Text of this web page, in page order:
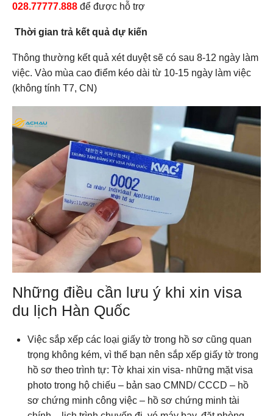
028.77777.888 để được hỗ trợ
Thời gian trả kết quả dự kiến
Thông thường kết quả xét duyệt sẽ có sau 8-12 ngày làm
việc. Vào mùa cao điểm kéo dài từ 10-15 ngày làm việc
(không tính T7, CN)
Những điều cần lưu ý khi xin visa
du lịch Hàn Quốc
Việc sắp xếp các loại giấy tờ trong hồ sơ cũng quan
trọng không kém, vì thế bạn nên sắp xếp giấy tờ trong
hồ sơ theo trình tự: Tờ khai xin visa- những mặt visa
photo trong hộ chiếu – bản sao CMND/ CCCD – hồ
sơ chứng minh công việc – hồ sơ chứng minh tài